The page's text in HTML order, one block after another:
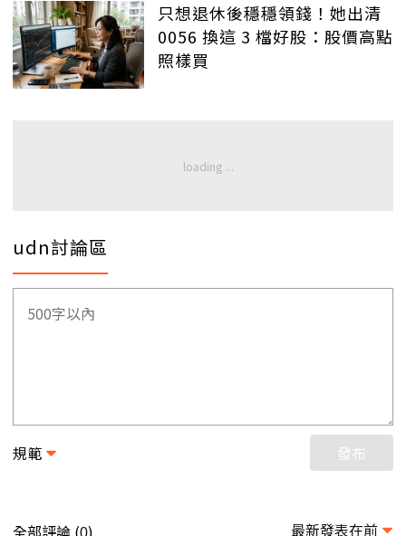
只想退休後穩穩領錢！她出清
0056 換這 3 檔好股：股價高點
照樣買
udn討論區
規範 發布
全部評論 (0) 最新發表在前